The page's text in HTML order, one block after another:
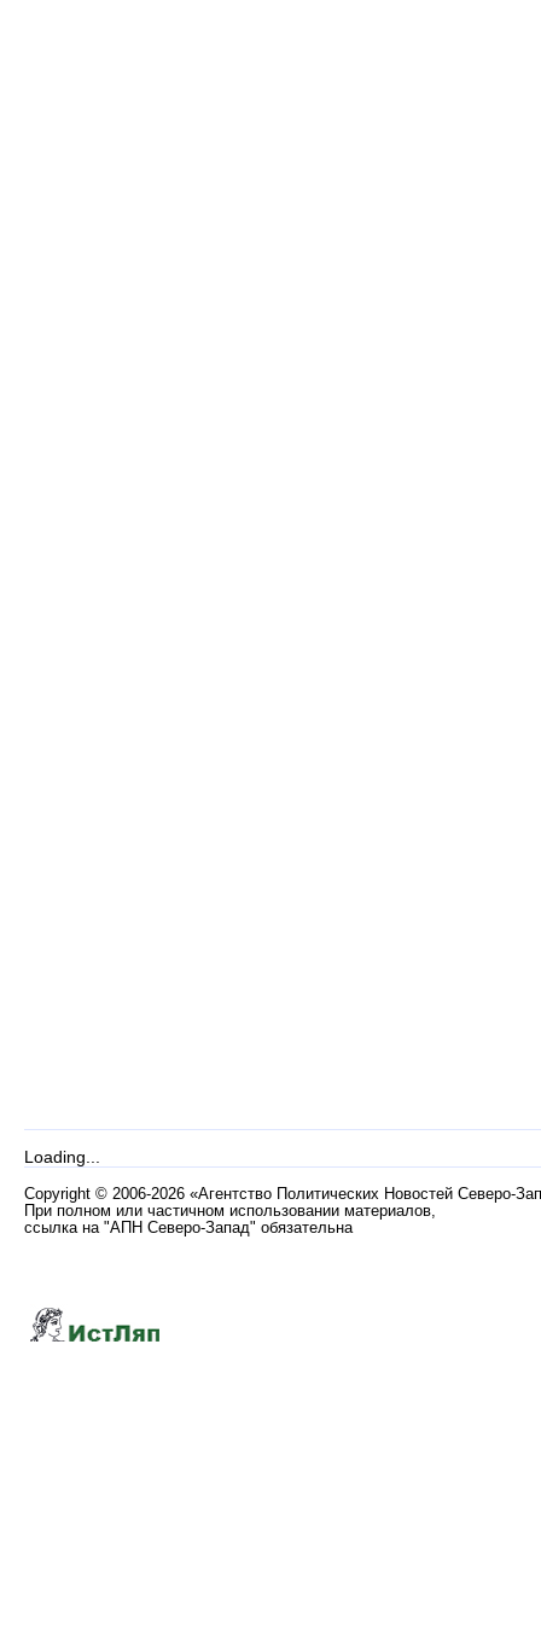
Loading...
Copyright © 2006-2026 «Агентство Политических Новостей Северо-
При полном или частичном использовании материалов,
ссылка на "АПН Северо-Запад" обязательна